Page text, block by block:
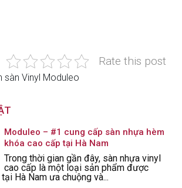
Rate this post
sàn Vinyl Moduleo
Moduleo – #1 cung cấp sàn nhựa hèm
khóa cao cấp tại Hà Nam
Trong thời gian gần đây, sàn nhựa vinyl
cao cấp là một loại sản phẩm được
Hà Nam ưa chuộng và...